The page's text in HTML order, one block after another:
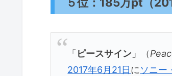
「 ピースサイン 」（
2017年6月21日にソニー